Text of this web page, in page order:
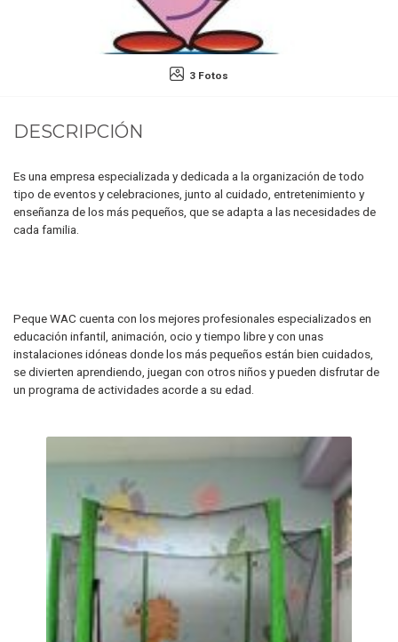
3 Fotos
DESCRIPCIÓN
Es una empresa especializada y dedicada a la organización de todo
tipo de eventos y celebraciones, junto al cuidado, entretenimiento y
enseñanza de los más pequeños, que se adapta a las necesidades de
cada familia.
Peque WAC cuenta con los mejores profesionales especializados en
educación infantil, animación, ocio y tiempo libre y con unas
instalaciones idóneas donde los más pequeños están bien cuidados,
se divierten aprendiendo, juegan con otros niños y pueden disfrutar de
un programa de actividades acorde a su edad.